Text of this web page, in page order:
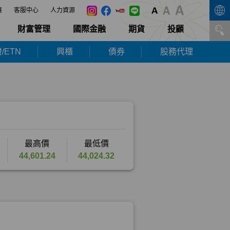
客服中心 人力資源
財富管理 國際金融 期貨 投顧
ETN 興櫃 債券 股務代理